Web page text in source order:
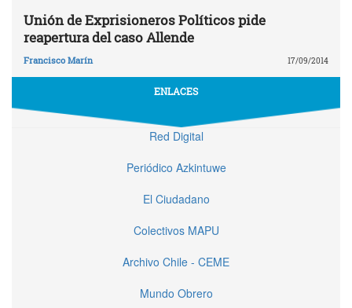
Unión de Exprisioneros Políticos pide
reapertura del caso Allende
Francisco Marín 17/09/2014
ENLACES
Red Digital
Periódico Azkintuwe
El Ciudadano
Colectivos MAPU
Archivo Chile - CEME
Mundo Obrero